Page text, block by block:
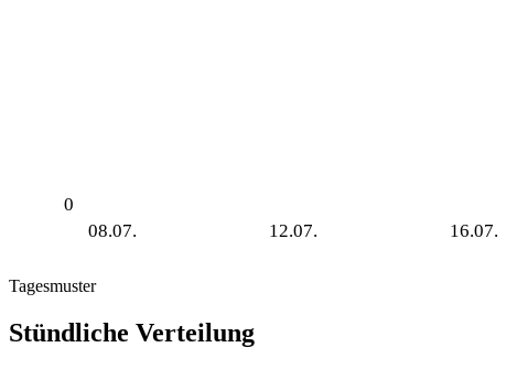
0
08.07. 12.07. 16.07.
Tagesmuster
Stündliche Verteilung